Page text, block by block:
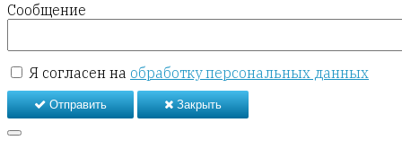
Сообщение
Я согласен на обработку персональных данных
Отправить Закрыть